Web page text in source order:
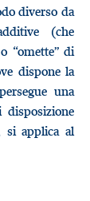
diverso da
(che
“omette” di
dispone la
una
si applica al